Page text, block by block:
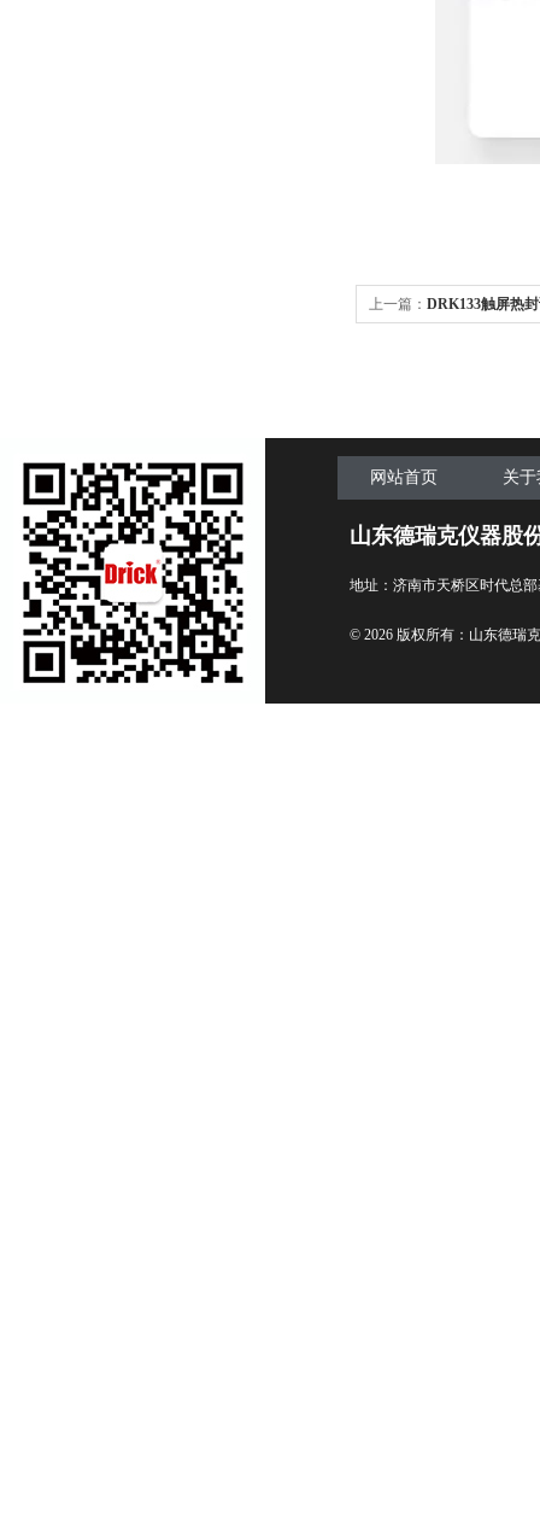
上一篇： DRK133触屏热
网站首页 关
山东德瑞克仪器股
地址：济南市天桥区时代总
© 2026 版权所有：山东德瑞